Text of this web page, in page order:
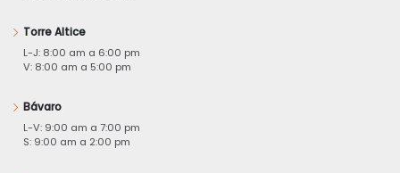
Torre Altice
L-J: 8:00 am a 6:00 pm
V: 8:00 am a 5:00 pm
Bávaro
L-V: 9:00 am a 7:00 pm
S: 9:00 am a 2:00 pm